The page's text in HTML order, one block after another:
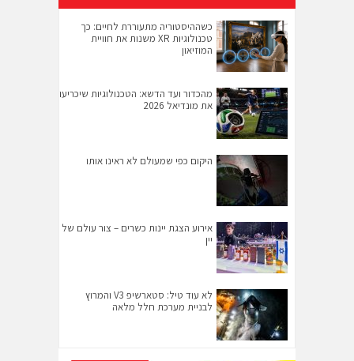
כשההיסטוריה מתעוררת לחיים: כך
טכנולוגיות XR משנות את חוויית
המוזיאון
מהכדור ועד הדשא: הטכנולוגיות שיכריעו
את מונדיאל 2026
היקום כפי שמעולם לא ראינו אותו
אירוע הצגת יינות כשרים – צור עולם של
יין
לא עוד טיל: סטארשיפ V3 והמרוץ
לבניית מערכת חלל מלאה